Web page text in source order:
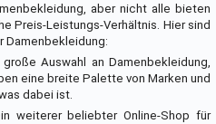
aber nicht alle bieten
Preis-Leistungs-Verhältnis. Hier sind
Damenbekleidung:
Auswahl an Damenbekleidung,
eine breite Palette von Marken und
dabei ist.
weiterer beliebter Online-Shop für